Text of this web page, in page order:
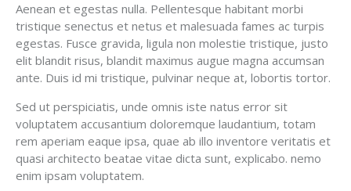
Aenean et egestas nulla. Pellentesque habitant morbi
tristique senectus et netus et malesuada fames ac turpis
egestas. Fusce gravida, ligula non molestie tristique, justo
elit blandit risus, blandit maximus augue magna accumsan
ante. Duis id mi tristique, pulvinar neque at, lobortis tortor.
Sed ut perspiciatis, unde omnis iste natus error sit
voluptatem accusantium doloremque laudantium, totam
rem aperiam eaque ipsa, quae ab illo inventore veritatis et
quasi architecto beatae vitae dicta sunt, explicabo. nemo
enim ipsam voluptatem.